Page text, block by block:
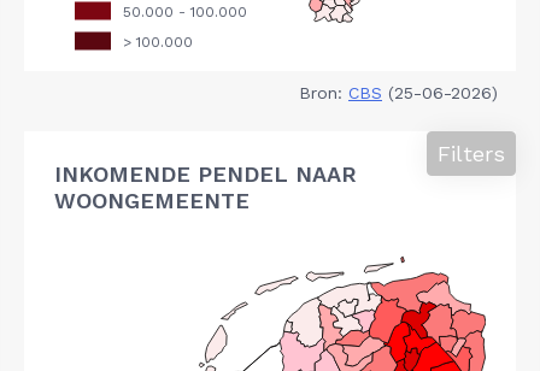
Bron: CBS (25-06-2026)
INKOMENDE PENDEL NAAR
WOONGEMEENTE
Filters